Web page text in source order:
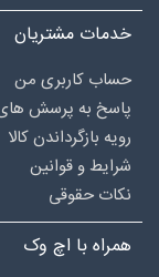
خدمات مشتریان
حساب کاربری من
پاسخ به پرسش
رویه بازگرداندن کالا
شرایط و قوانین
نکات حقوقی
همراه با اچ وک